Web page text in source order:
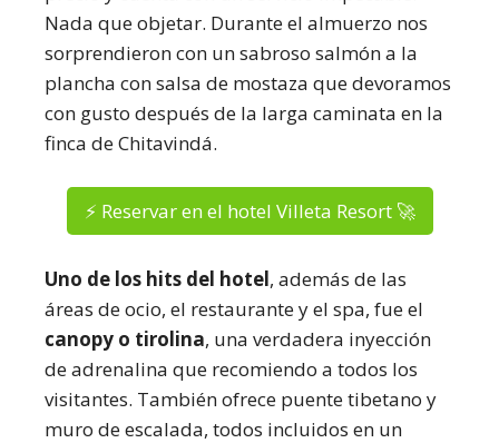
Nada que objetar. Durante el almuerzo nos
sorprendieron con un sabroso salmón a la
plancha con salsa de mostaza que devoramos
con gusto después de la larga caminata en la
finca de Chitavindá.
⚡ Reservar en el hotel Villeta Resort 🚀
Uno de los hits del hotel, además de las
áreas de ocio, el restaurante y el spa, fue el
canopy o tirolina, una verdadera inyección
de adrenalina que recomiendo a todos los
visitantes. También ofrece puente tibetano y
muro de escalada, todos incluidos en un